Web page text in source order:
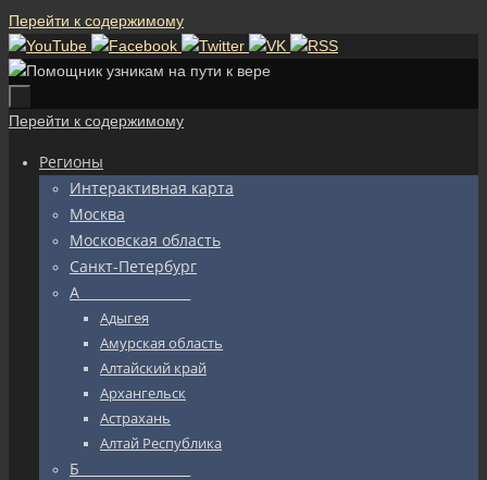
Перейти к содержимому
Перейти к содержимому
Регионы
Интерактивная карта
Москва
Московская область
Санкт-Петербург
А_________________
Адыгея
Амурская область
Алтайский край
Архангельск
Астрахань
Алтай Республика
Б_________________